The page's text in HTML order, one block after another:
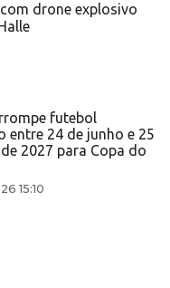
drone explosivo
futebol
entre 24 de junho e 25
2027 para Copa do
15:10